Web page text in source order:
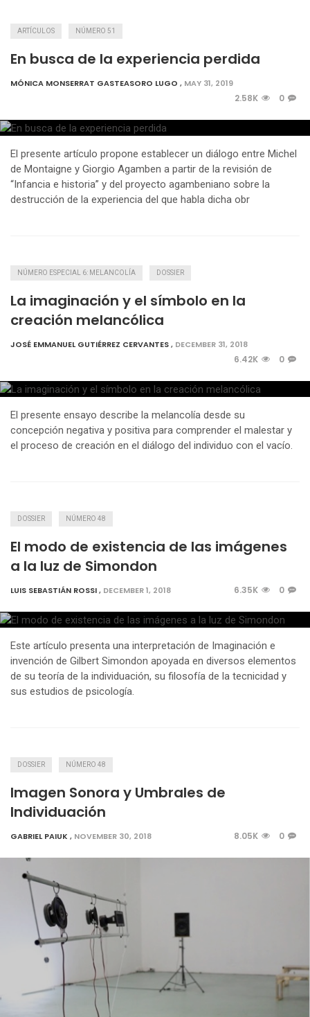
ARTÍCULOS NÚMERO 51
En busca de la experiencia perdida
MÓNICA MONSERRAT GASTEASORO LUGO , MAY 31, 2019
2.58K 0
El presente artículo propone establecer un diálogo entre Michel
de Montaigne y Giorgio Agamben a partir de la revisión de
“Infancia e historia” y del proyecto agambeniano sobre la
destrucción de la experiencia del que habla dicha obr
NÚMERO ESPECIAL 6: MELANCOLÍA DOSSIER
La imaginación y el símbolo en la
creación melancólica
JOSÉ EMMANUEL GUTIÉRREZ CERVANTES, DECEMBER 31, 2018
6.42K 0
El presente ensayo describe la melancolía desde su
concepción negativa y positiva para comprender el malestar y
el proceso de creación en el diálogo del individuo con el vacío.
DOSSIER NÚMERO 48
El modo de existencia de las imágenes
a la luz de Simondon
LUIS SEBASTIÁN ROSSI, DECEMBER 1, 2018 6.35K 0
Este artículo presenta una interpretación de Imaginación e
invención de Gilbert Simondon apoyada en diversos elementos
de su teoría de la individuación, su filosofía de la tecnicidad y
sus estudios de psicología.
DOSSIER NÚMERO 48
Imagen Sonora y Umbrales de
Individuación
GABRIEL PAIUK , NOVEMBER 30, 2018 8.05K 0